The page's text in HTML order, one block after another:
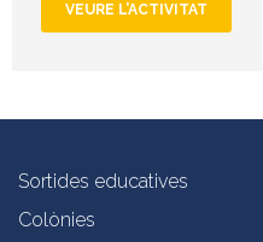
VEURE L’ACTIVITAT
Sortides educatives
Colònies